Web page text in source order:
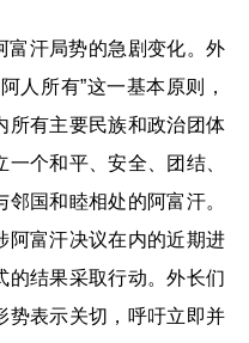
富汗局势的急剧变化。外
人所有”这一基本原则，
所有主要民族和政治团体
个和平、安全、团结、
国和睦相处的阿富汗。
阿富汗决议在内的近期进
的结果采取行动。外长们
势表示关切，呼吁立即并